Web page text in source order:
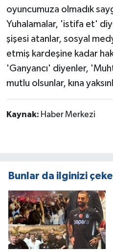
oyuncumuza olmadık
Yuhalamalar, 'istifa et'
şişesi atanlar, sosyal
etmiş kardeşine kadar
'Ganyancı' diyenler,
mutlu olsunlar, kına
Kaynak: Haber Merkezi
Bunlar da ilginizi